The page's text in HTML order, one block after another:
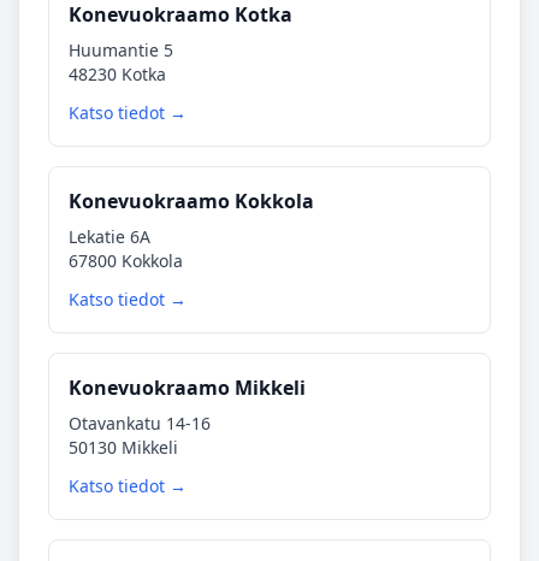
Konevuokraamo Kotka
Huumantie 5
48230 Kotka
Katso tiedot →
Konevuokraamo Kokkola
Lekatie 6A
67800 Kokkola
Katso tiedot →
Konevuokraamo Mikkeli
Otavankatu 14-16
50130 Mikkeli
Katso tiedot →